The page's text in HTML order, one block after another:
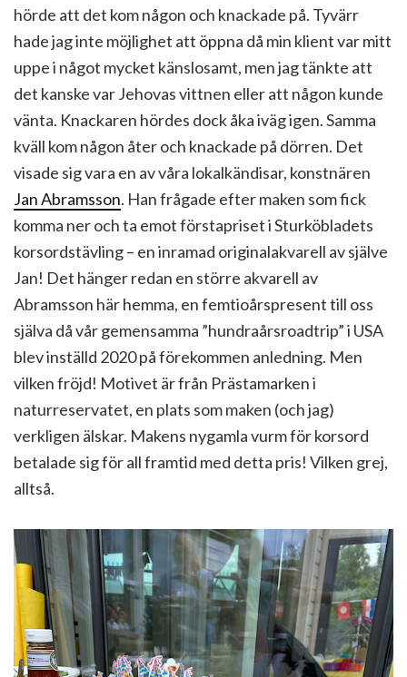
hörde att det kom någon och knackade på. Tyvärr
hade jag inte möjlighet att öppna då min klient var mitt
uppe i något mycket känslosamt, men jag tänkte att
det kanske var Jehovas vittnen eller att någon kunde
vänta. Knackaren hördes dock åka iväg igen. Samma
kväll kom någon åter och knackade på dörren. Det
visade sig vara en av våra lokalkändisar, konstnären
Jan Abramsson. Han frågade efter maken som fick
komma ner och ta emot förstapriset i Sturköbladets
korsordstävling – en inramad originalakvarell av själve
Jan! Det hänger redan en större akvarell av
Abramsson här hemma, en femtioårspresent till oss
själva då vår gemensamma ”hundraårsroadtrip” i USA
blev inställd 2020 på förekommen anledning. Men
vilken fröjd! Motivet är från Prästamarken i
naturreservatet, en plats som maken (och jag)
verkligen älskar. Makens nygamla vurm för korsord
betalade sig för all framtid med detta pris! Vilken grej,
alltså.